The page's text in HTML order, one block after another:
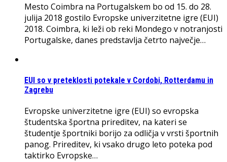
Mesto Coimbra na Portugalskem bo od 15. do 28.
julija 2018 gostilo Evropske univerzitetne igre (EUI)
2018. Coimbra, ki leži ob reki Mondego v notranjosti
Portugalske, danes predstavlja četrto največje…
EUI so v preteklosti potekale v Cordobi, Rotterdamu in
Zagrebu
Evropske univerzitetne igre (EUI) so evropska
študentska športna prireditev, na kateri se
študentje športniki borijo za odličja v vrsti športnih
panog. Prireditev, ki vsako drugo leto poteka pod
taktirko Evropske…